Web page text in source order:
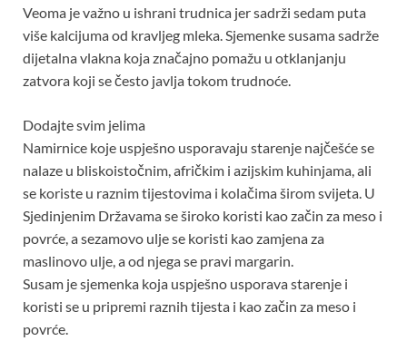
Veoma je važno u ishrani trudnica jer sadrži sedam puta
više kalcijuma od kravljeg mleka. Sjemenke susama sadrže
dijetalna vlakna koja značajno pomažu u otklanjanju
zatvora koji se često javlja tokom trudnoće.
Dodajte svim jelima
Namirnice koje uspješno usporavaju starenje najčešće se
nalaze u bliskoistočnim, afričkim i azijskim kuhinjama, ali
se koriste u raznim tijestovima i kolačima širom svijeta. U
Sjedinjenim Državama se široko koristi kao začin za meso i
povrće, a sezamovo ulje se koristi kao zamjena za
maslinovo ulje, a od njega se pravi margarin.
Susam je sjemenka koja uspješno usporava starenje i
koristi se u pripremi raznih tijesta i kao začin za meso i
povrće.